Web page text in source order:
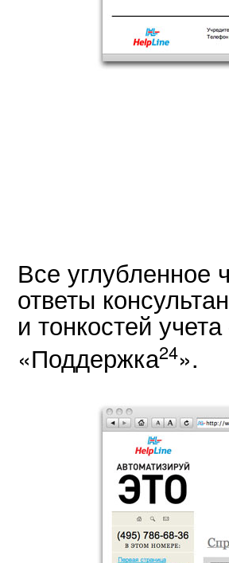
Все углубленное
ответы
и тонкостей
«Поддержка24».